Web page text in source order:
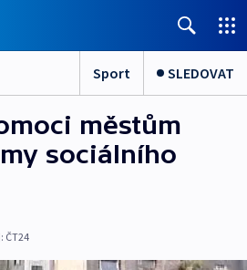
Sport SLEDOVAT
městům
sociálního
ČT24